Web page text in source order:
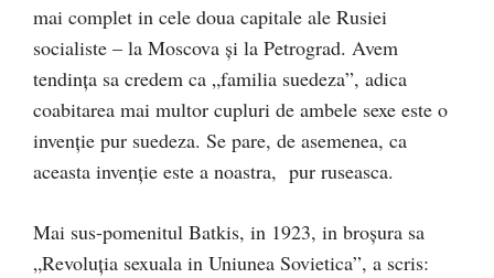
mai complet in cele doua capitale ale Rusiei
socialiste – la Moscova și la Petrograd. Avem
tendința sa credem ca „familia suedeza”, adica
coabitarea mai multor cupluri de ambele sexe este o
invenție pur suedeza. Se pare, de asemenea, ca
aceasta invenție este a noastra, pur ruseasca.
Mai sus-pomenitul Batkis, in 1923, in broșura sa
„Revoluția sexuala in Uniunea Sovietica”, a scris: